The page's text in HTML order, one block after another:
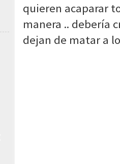
quieren acaparar
manera .. debería
dejan de matar a